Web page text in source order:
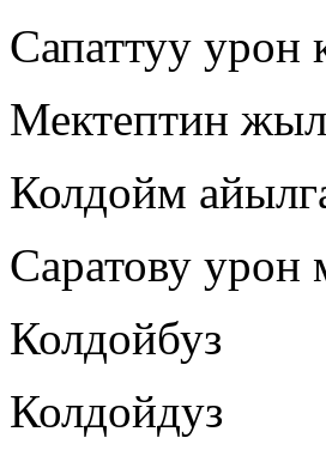
Сапаттуу урон
Мектептин
Колдойм
Саратову урон
Колдойбуз
Колдойдуз